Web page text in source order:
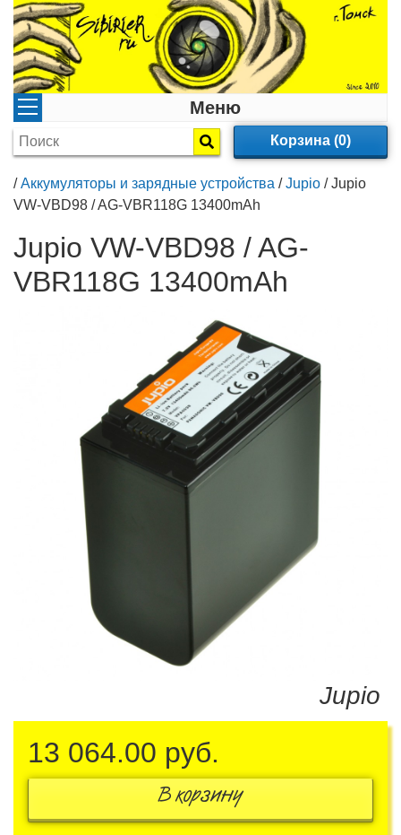
Меню
Корзина (0)
/Аккумуляторы и зарядные устройства /Jupio /Jupio
VW-VBD98 / AG-VBR118G 13400mAh
Jupio VW-VBD98 / AG-
VBR118G 13400mAh
Jupio
13 064.00 руб.
В корзину